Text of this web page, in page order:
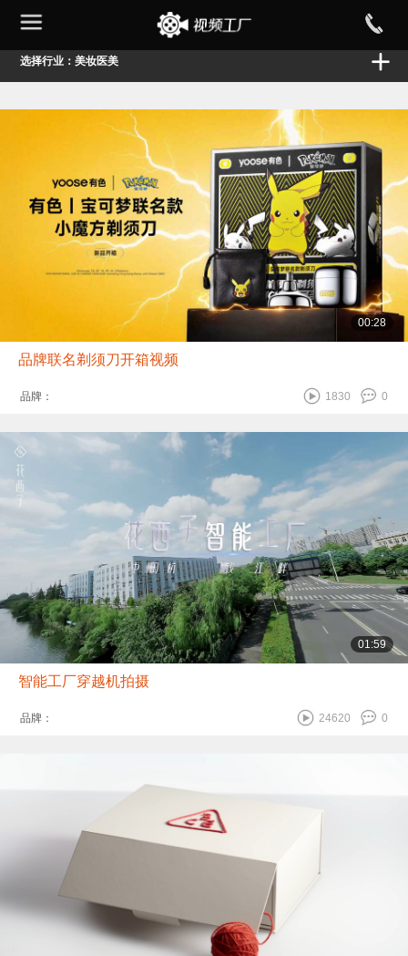
选择行业：美妆医美
00:28
品牌联名剃须刀开箱视频
品牌： 0
1830
01:59
智能工厂穿越机拍摄
品牌： 0
24620